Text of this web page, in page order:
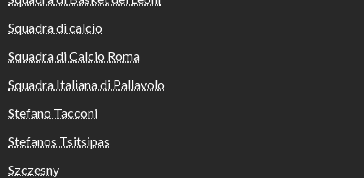
Squadra di calcio
Squadra di Calcio Roma
Squadra Italiana di Pallavolo
Stefano Tacconi
Stefanos Tsitsipas
Szczesny